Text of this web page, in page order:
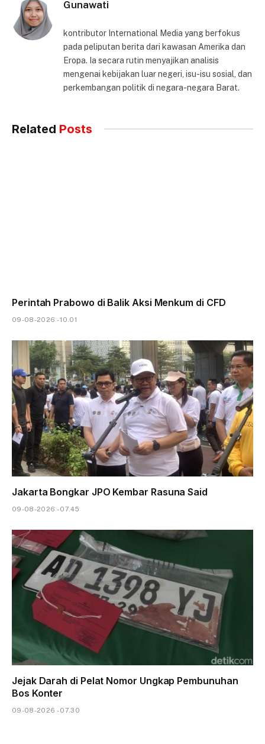
Gunawati
kontributor International Media yang berfokus
pada peliputan berita dari kawasan Amerika dan
Eropa. Ia secara rutin menyajikan analisis
mengenai kebijakan luar negeri, isu-isu sosial, dan
perkembangan politik di negara-negara Barat.
Related Posts
Perintah Prabowo di Balik Aksi Menkum di CFD
09-08-2026 - 10.01
Jakarta Bongkar JPO Kembar Rasuna Said
09-08-2026 - 07.45
Jejak Darah di Pelat Nomor Ungkap Pembunuhan
Bos Konter
09-08-2026 - 07.30